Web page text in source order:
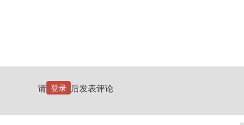
请 登录 后发表评论